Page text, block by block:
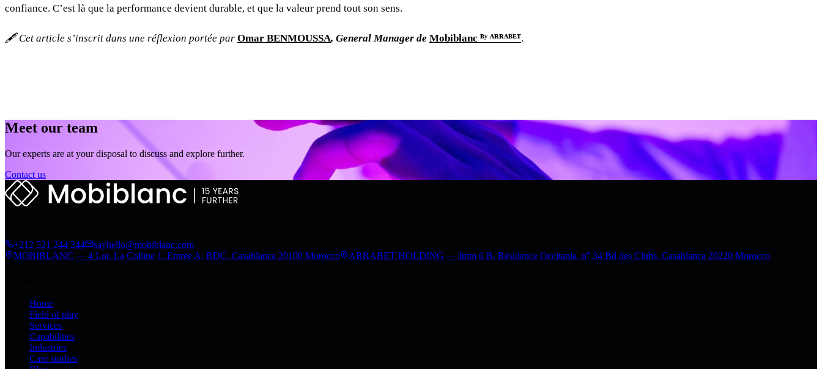
confiance. C’est là que la performance devient durable, et que la valeur prend tout son sens.
🖋️ Cet article s’inscrit dans une réflexion portée par Omar BENMOUSSA, General Manager de Mobiblanc ᴮʸ ᴬᴿᴿᴬᴮᴱᵀ.
Meet our team
Our experts are at your disposal to discuss and explore further.
Contact us
+212 521 244 244
sayhello@mobiblanc.com
MOBIBLANC — 4 Lot. La Colline 1, Entrée A, RDC, Casablanca 20100 Morocco
ARRABET HOLDING — Imm 6 B, Résidence Occitania, n° 34 Bd des Clubs, Casablanca 20220 Morocco
Home
Field of play
Services
Capabilities
Industries
Case studies